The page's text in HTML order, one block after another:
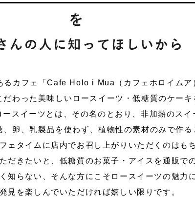
るカフェ「Cafe Holo i Mua（カフェホロイムア
わった美味しいロースイーツ・低糖質のケーキ
スイーツとは、その名のとおり、非加熱のスイ
卵、乳製品を使わず、植物性の素材のみで作る
ェタイムに店内でお召し上がりいただくのはも
だきたいと、低糖質のお菓子・アイスを通販で
知らない、そんな方にこそロースイーツの魅力
見を楽しんでいただければ嬉しい限りです。